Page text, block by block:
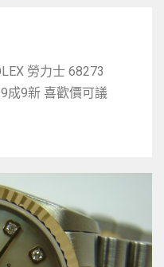
勞力士 68273
成9新 喜歡價可議